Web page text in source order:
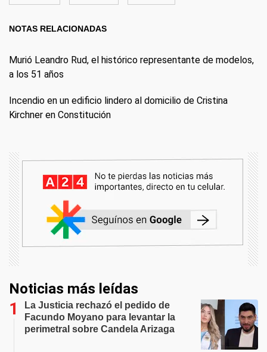
NOTAS RELACIONADAS
Murió Leandro Rud, el histórico representante de modelos,
a los 51 años
Incendio en un edificio lindero al domicilio de Cristina
Kirchner en Constitución
Noticias más leídas
La Justicia rechazó el pedido de
Facundo Moyano para levantar la
perimetral sobre Candela Arizaga